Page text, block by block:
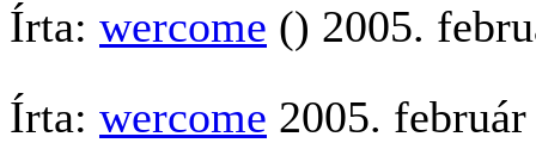
Írta: wercome () 2005.
Írta: wercome 2005.